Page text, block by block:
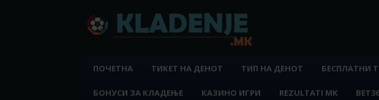
ПОЧЕТНА ТИКЕТ НА ДЕНОТ ТИП НА ДЕНОТ БЕСПЛАТНИ
БОНУСИ ЗА КЛАДЕЊЕ КАЗИНО ИГРИ REZULTATI MK